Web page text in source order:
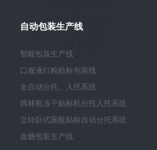
自动包装生产线
智能包装生产线
口服液灯检贴标包装线
全自动分托、入托系统
西林瓶冻干贴标机分托入托系统
立转卧式圆瓶贴标自动分托系统
血糖包装生产线